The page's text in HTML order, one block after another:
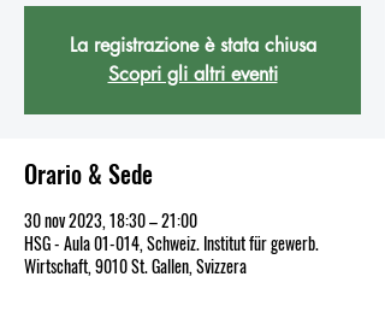
La registrazione è stata chiusa
Scopri gli altri eventi
Orario & Sede
30 nov 2023, 18:30 – 21:00
HSG - Aula 01-014, Schweiz. Institut für gewerb.
Wirtschaft, 9010 St. Gallen, Svizzera